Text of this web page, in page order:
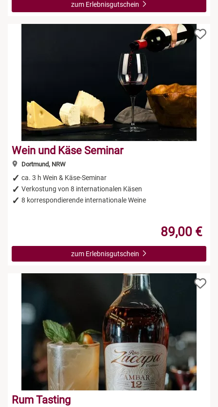
zum Erlebnisgutschein
Wein und Käse Seminar
Dortmund, NRW
ca. 3 h Wein & Käse-Seminar
Verkostung von 8 internationalen Käsen
8 korrespondierende internationale Weine
89,00 €
zum Erlebnisgutschein
Rum Tasting